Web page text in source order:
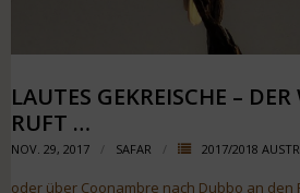
Datenschutz
LAUTES GEKREISCHE –
RUFT …
NOV. 29, 2017 SAFAR 2017/2018
oder über Coonambre nach Dubbo an den